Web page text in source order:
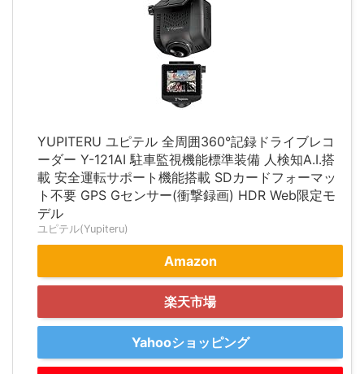
YUPITERU ユピテル 全周囲360°記録ドライブレコ
ーダー Y-121AI 駐車監視機能標準装備 人検知A.I.搭
載 安全運転サポート機能搭載 SDカードフォーマッ
ト不要 GPS Gセンサー(衝撃録画) HDR Web限定モ
デル
ユピテル(Yupiteru)
Amazon
楽天市場
Yahooショッピング